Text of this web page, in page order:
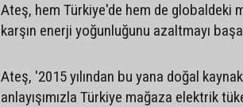
Ateş, hem Türkiye'de hem de globaldeki
karşın enerji yoğunluğunu azaltmayı
Ateş, '2015 yılından bu yana doğal
anlayışımızla Türkiye mağaza elektrik